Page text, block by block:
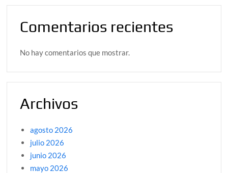
Comentarios recientes
No hay comentarios que mostrar.
Archivos
agosto 2026
julio 2026
junio 2026
mayo 2026